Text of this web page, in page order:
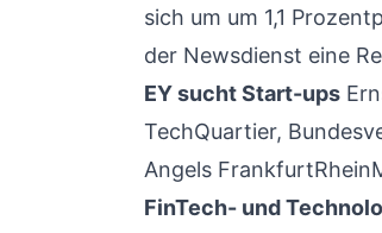
sich um um 1,1
der Newsdienst eine
EY sucht Start-ups
TechQuartier,
Angels
FinTech- und